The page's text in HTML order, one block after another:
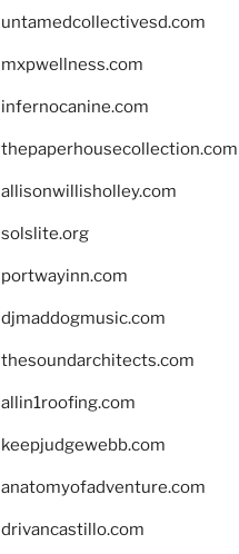
untamedcollectivesd.com
mxpwellness.com
infernocanine.com
thepaperhousecollection.com
allisonwillisholley.com
solslite.org
portwayinn.com
djmaddogmusic.com
thesoundarchitects.com
allin1roofing.com
keepjudgewebb.com
anatomyofadventure.com
drivancastillo.com